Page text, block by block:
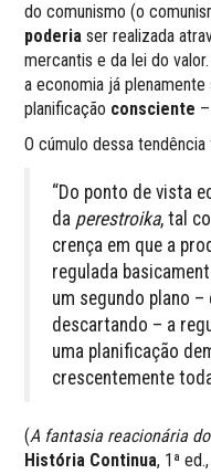
do comunismo (o
poderia ser realizada
mercantis e da lei do
a economia já
planificação consciente
O cúmulo dessa
“Do ponto de vista
da pe­restroika, tal
crença em que a
regulada
um segundo plano
descartando – a
uma planificação
crescentemente
(A fantasia reacionária
História Continua, 1ª